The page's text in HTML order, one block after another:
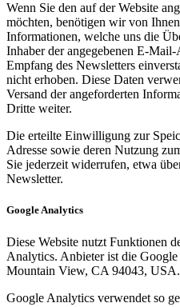
Wenn Sie den auf der Website
möchten, benötigen wir von
Informationen, welche uns die
Inhaber der angegebenen E-
Empfang des Newsletters
nicht erhoben. Diese Daten
Versand der angeforderten
Dritte weiter.
Die erteilte Einwilligung zur
Adresse sowie deren Nutzung
Sie jederzeit widerrufen, etwa
Newsletter.
Google Analytics
Diese Website nutzt Funktionen
Analytics. Anbieter ist die
Mountain View, CA 94043, USA.
Google Analytics verwendet so